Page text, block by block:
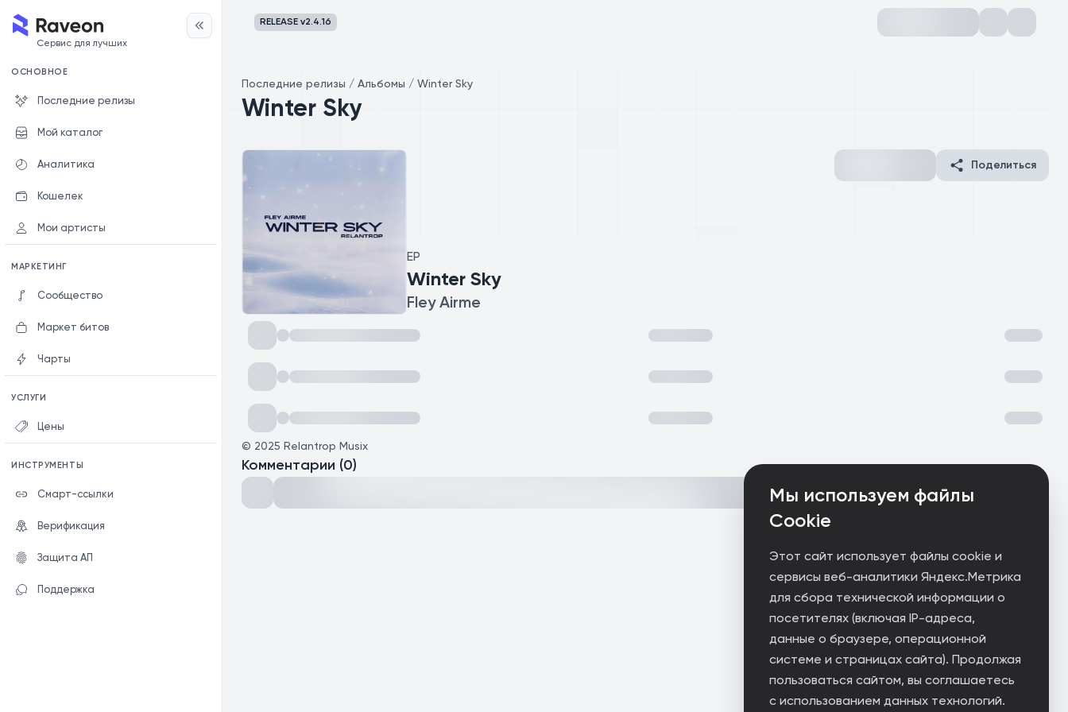
Мы используем файлы
Cookie
Этот сайт использует файлы cookie и
сервисы веб-аналитики Яндекс.Метрика
для сбора технической информации о
посетителях (включая IP-адреса,
данные о браузере, операционной
системе и страницах сайта). Продолжая
пользоваться сайтом, вы соглашаетесь
с использованием данных технологий.
Сервис для лучших
ОСНОВНОЕ
Последние релизы
Мой каталог
Аналитика
Кошелек
Мои артисты
МАРКЕТИНГ
Сообщество
Маркет битов
Чарты
УСЛУГИ
Цены
ИНСТРУМЕНТЫ
Смарт-ссылки
Верификация
Защита АП
Поддержка
RELEASE v2.4.16
Последние релизы / Альбомы / Winter Sky
Winter Sky
EP
Winter Sky
Fley Airme
Поделиться
© 2025 Relantrop Musix
Комментарии (0)